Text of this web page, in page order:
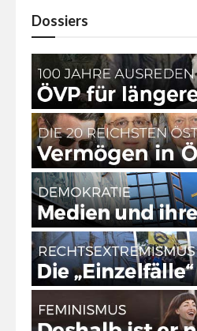
Dossiers